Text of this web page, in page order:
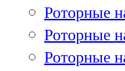
Роторные
Роторные
Роторные